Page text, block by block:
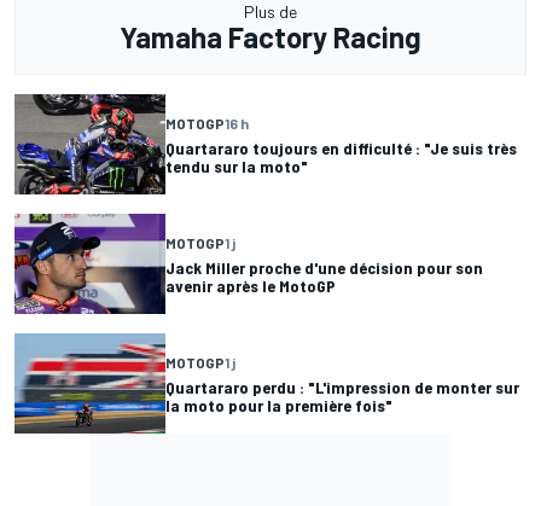
Plus de
Yamaha Factory Racing
MOTOGP16 h
Quartararo toujours en difficulté : "Je suis très
tendu sur la moto"
MOTOGP1 j
Jack Miller proche d'une décision pour son
avenir après le MotoGP
MOTOGP1 j
Quartararo perdu : "L'impression de monter sur
la moto pour la première fois"